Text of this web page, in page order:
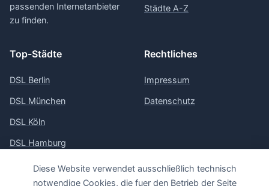
passenden Internetanbieter
zu finden.
Städte A-Z
Top-Städte
DSL Berlin
DSL München
DSL Köln
DSL Hamburg
DSL Frankfurt
Rechtliches
Impressum
Datenschutz
Diese Website verwendet ausschließlich technisch
notwendige Cookies, die fuer den Betrieb der Seite